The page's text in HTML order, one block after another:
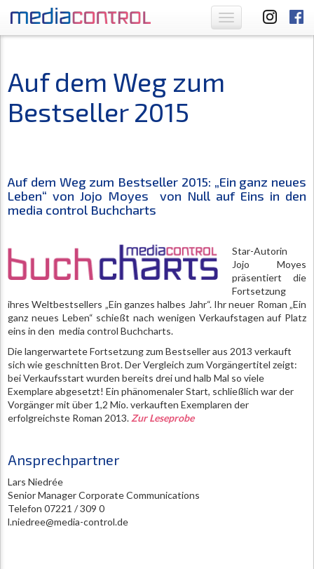
Toggle
navigation
Auf dem Weg zum
Bestseller 2015
Auf dem Weg zum Bestseller 2015: „Ein ganz neues
Leben“ von Jojo Moyes von Null auf Eins in den
media control Buchcharts
Star-Autorin
Jojo Moyes
präsentiert die
Fortsetzung
ihres Weltbestsellers „Ein ganzes halbes Jahr“. Ihr neuer Roman „Ein
ganz neues Leben“ schießt nach wenigen Verkaufstagen auf Platz
eins in den media control Buchcharts.
Die langerwartete Fortsetzung zum Bestseller aus 2013 verkauft
sich wie geschnitten Brot. Der Vergleich zum Vorgängertitel zeigt:
bei Verkaufsstart wurden bereits drei und halb Mal so viele
Exemplare abgesetzt! Ein phänomenaler Start, schließlich war der
Vorgänger mit über 1,2 Mio. verkauften Exemplaren der
erfolgreichste Roman 2013. Zur Leseprobe
Ansprechpartner
Lars Niedrée
Senior Manager Corporate Communications
Telefon 07221 / 309 0
l.niedree@media-control.de